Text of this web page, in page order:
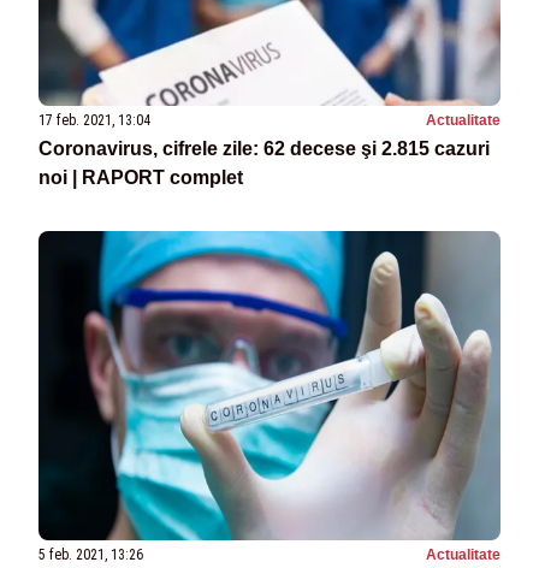
17 feb. 2021, 13:04 Actualitate
Coronavirus, cifrele zile: 62 decese şi 2.815 cazuri
noi | RAPORT complet
5 feb. 2021, 13:26 Actualitate